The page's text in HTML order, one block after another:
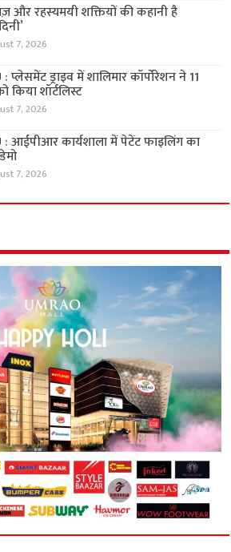
और रहस्यमयी शक्तियों की कहानी है
7, 2026
प्लेसमेंट ड्राइव में शालिमार कॉर्पोरेशन ने 11
किया शॉर्टलिस्ट
7, 2026
: आईपीआर कार्यशाला में पेटेंट फाइलिंग का
7, 2026